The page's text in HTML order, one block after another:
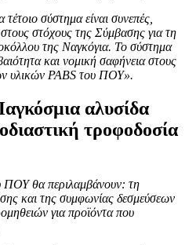
σύστημα είναι συνεπές,
στους στόχους της Σύμβασης για τη
της Ναγκόγια. Το σύστημα
και νομική σαφήνεια στους
υλικών PABS του ΠΟΥ».
αλυσίδα
τροφοδοσία
ΠΟΥ θα περιλαμβάνουν: τη
και της συμφωνίας δεσμεύσεων
για προϊόντα που